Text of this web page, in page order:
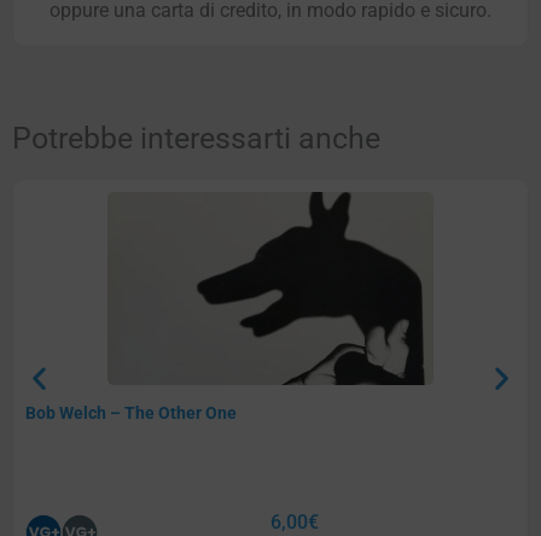
oppure una carta di credito, in modo rapido e sicuro.
Potrebbe interessarti anche
Bob Welch – The Other One
6,00€